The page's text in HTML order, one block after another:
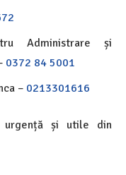
Administrare și
0372 84 5001
– 0213301616
urgență și utile din